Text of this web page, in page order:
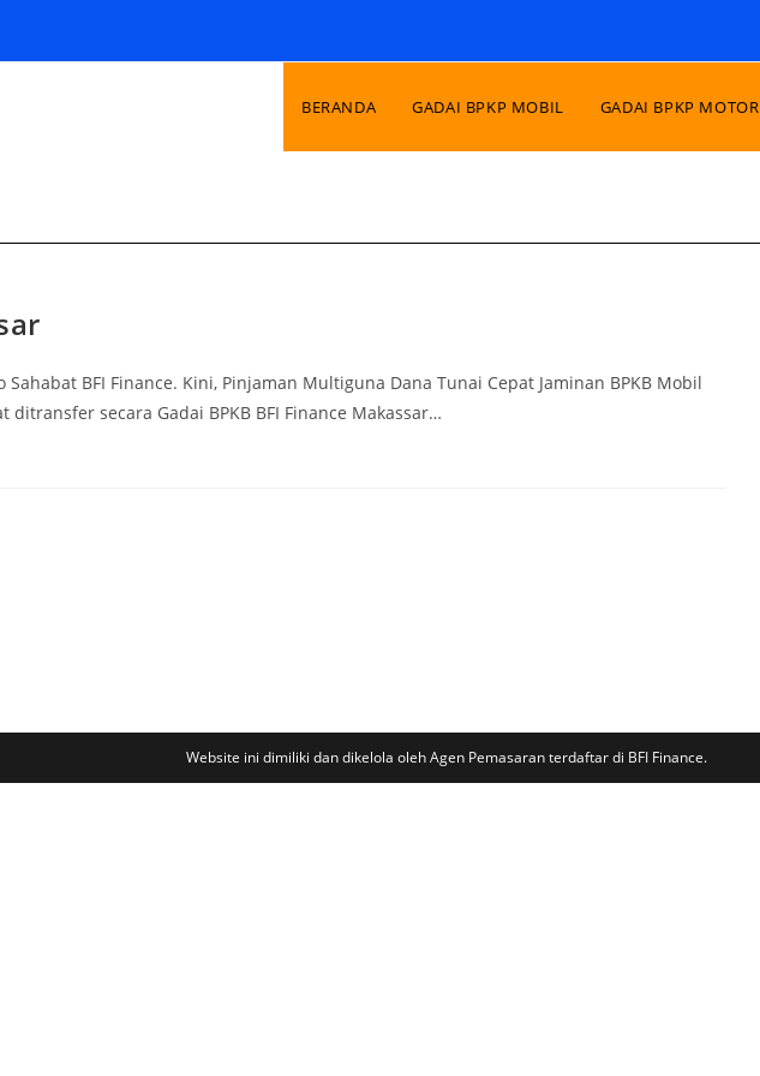
BERANDA GADAI BPKP MOBIL GADAI BPKP MOTOR
Sahabat BFI Finance. Kini, Pinjaman Multiguna Dana Tunai Cepat Jaminan BPKB Mobil
ditransfer secara Gadai BPKB BFI Finance Makassar…
Website ini dimiliki dan dikelola oleh Agen Pemasaran terdaftar di BFI Finance.